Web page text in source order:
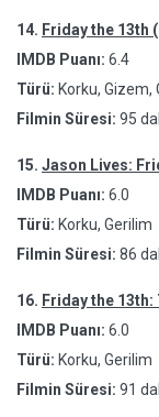
14. Friday the 13th
IMDB Puanı: 6.4
Türü: Korku, Gizem,
Filmin Süresi: 95
15. Jason Lives:
IMDB Puanı: 6.0
Türü: Korku, Gerilim
Filmin Süresi: 86
16. Friday the
IMDB Puanı: 6.0
Türü: Korku, Gerilim
Filmin Süresi: 91